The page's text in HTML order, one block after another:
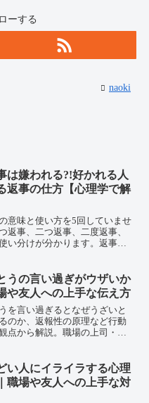
ーする
naoki
は嫌われる?!好かれる人
返事の仕方【心理学で解
意味と使い方を5回していませ
返事、二つ返事、二度返事、
い分けが分かります。返事一
もあります。正しい返事をマ
人に好かれる返事を徹底解説
。
うの言い過ぎがウザいか
や友人への上手な伝え方
を言い過ぎるとなぜうざいと
のか、返報性の原理など行動
点から解説。職場の上司・同
ンセラーの筆者が、飲食店経
ウンセリング現場の実体験を
。
い人にイライラする心理
職場や友人への上手な対